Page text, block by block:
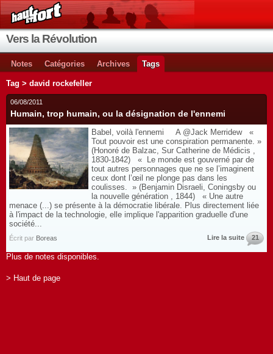
Vers la Révolution
Notes Catégories Archives Tags
Tag > david rockefeller
06/08/2011
Humain, trop humain, ou la désignation de l'ennemi
Babel, voilà l'ennemi A @Jack Merridew «
Tout pouvoir est une conspiration permanente. »
(Honoré de Balzac, Sur Catherine de Médicis ,
1830-1842) « Le monde est gouverné par de
tout autres personnages que ne se l’imaginent
ceux dont l’œil ne plonge pas dans les
coulisses. » (Benjamin Disraeli, Coningsby ou
la nouvelle génération , 1844) « Une autre
menace (...) se présente à la démocratie libérale. Plus directement liée
à l'impact de la technologie, elle implique l'apparition graduelle d'une
société...
Écrit par Boreas Lire la suite 21
Plus de notes disponibles.
> Haut de page